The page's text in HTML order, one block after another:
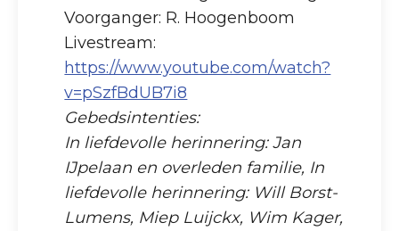
Voorganger: R. Hoogenboom
Livestream:
https://www.youtube.com/watch?
v=pSzfBdUB7i8
Gebedsintenties:
In liefdevolle herinnering: Jan
IJpelaan en overleden familie, In
liefdevolle herinnering: Will Borst-
Lumens, Miep Luijckx, Wim Kager,